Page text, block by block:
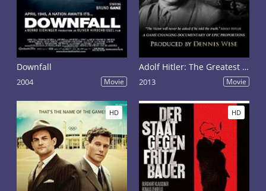
Downfall
2004 Movie
Adolf Hitler: The Greatest Story Never Told
2013 Movie
HD HD